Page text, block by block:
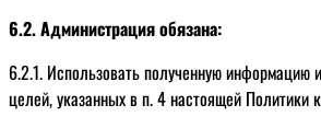
6.2. Администрация обязана:
6.2.1. Использовать полученную информацию
целей, указанных в п. 4 настоящей Политики